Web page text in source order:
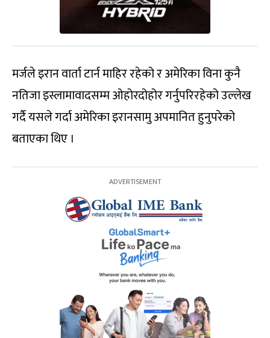
मर्जले इरान वार्ता टार्न माहिर रहेको र अमेरिका विना कुनै
नतिजा इस्लामावादसम्म ओहोरदोहोर गर्नुपरिरहेको उल्लेख
गर्दै यसले गर्दा अमेरिका इरानसामु अपमानित हुनुपरेको
बताएका थिए ।